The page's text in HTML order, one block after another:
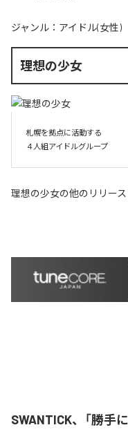
ジャンル： アイドル(女性)
理想の少女
札幌を拠点に活動する
４人組アイドルグループ
理想の少女の他のリリース
SWANTICK、「勝手